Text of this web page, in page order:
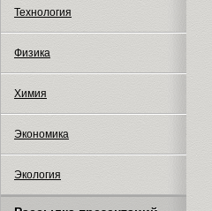
Технология
Физика
Химия
Экономика
Экология